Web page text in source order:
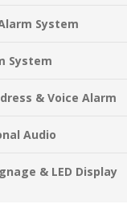
System
System
& Voice Alarm
Audio
& LED Display